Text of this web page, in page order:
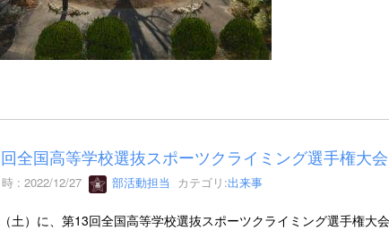
全国高等学校選抜スポーツクライミング選手権大会
: 2022/12/27 部活動担当 カテゴリ:出来事
土）に、第13回全国高等学校選抜スポーツクライミング選手権大